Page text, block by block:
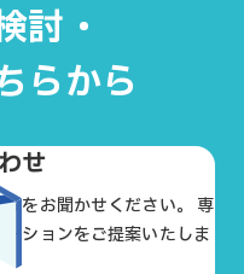
討・
らから
せ
をお聞かせください。 専
ションをご提案いたしま